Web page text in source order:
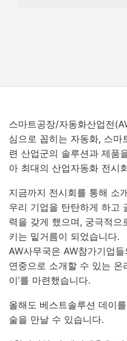
스마트공장/자동화산업전
심으로 꼽히는 자동화, 스마
련 산업군의 솔루션과 제품
아 최대의 산업자동화 전시
지금까지 전시회를 통해 소
우리 기업을 탄탄하게 하고
력을 갖게 했으며, 궁극적으
키는 밑거름이 되었습니다.
AW사무국은 AW참가기업
연중으로 소개할 수 있는 온
이’를 마련했습니다.
올해도 베스트솔루션 데이
술을 만날 수 있습니다.